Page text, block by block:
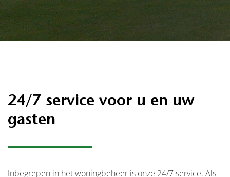
24/7 service voor u en uw
gasten
Inbegrepen in het woningbeheer is onze 24/7 service. Als